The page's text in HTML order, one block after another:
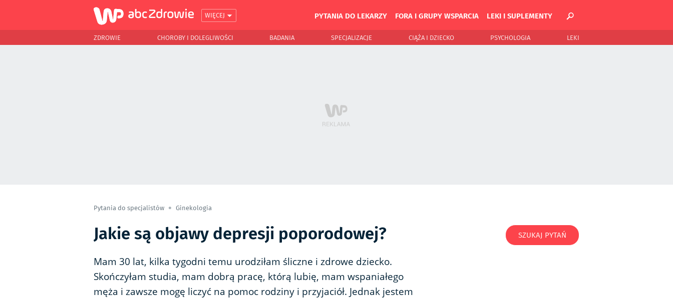
WIĘCEJ PYTANIA DO LEKARZY FORA I GRUPY WSPARCIA LEKI I SUPLEMENTY
ZDROWIE CHOROBY I DOLEGLIWOŚCI BADANIA SPECJALIZACJE CIĄŻA I DZIECKO PSYCHOLOGIA LEKI
Pytania do specjalistów Ginekologia
Jakie są objawy depresji poporodowej?
Mam 30 lat, kilka tygodni temu urodziłam śliczne i zdrowe dziecko.
Skończyłam studia, mam dobrą pracę, którą lubię, mam wspaniałego
męża i zawsze mogę liczyć na pomoc rodziny i przyjaciół. Jednak jestem
SZUKAJ PYTAŃ